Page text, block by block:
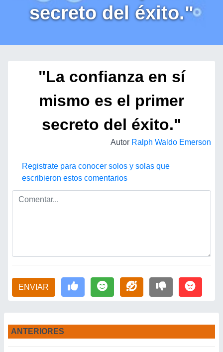
secreto del éxito."
"La confianza en sí
mismo es el primer
secreto del éxito."
Autor Ralph Waldo Emerson
Registrate para conocer solos y solas que
escribieron estos comentarios
ENVIAR
ANTERIORES